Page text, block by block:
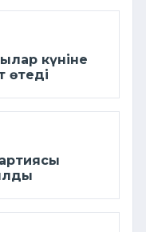
күніне
өтеді